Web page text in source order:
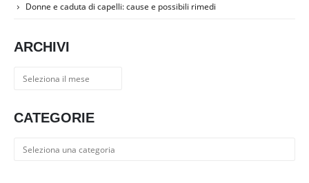
Donne e caduta di capelli: cause e possibili rimedi
ARCHIVI
Archivi
CATEGORIE
Categorie